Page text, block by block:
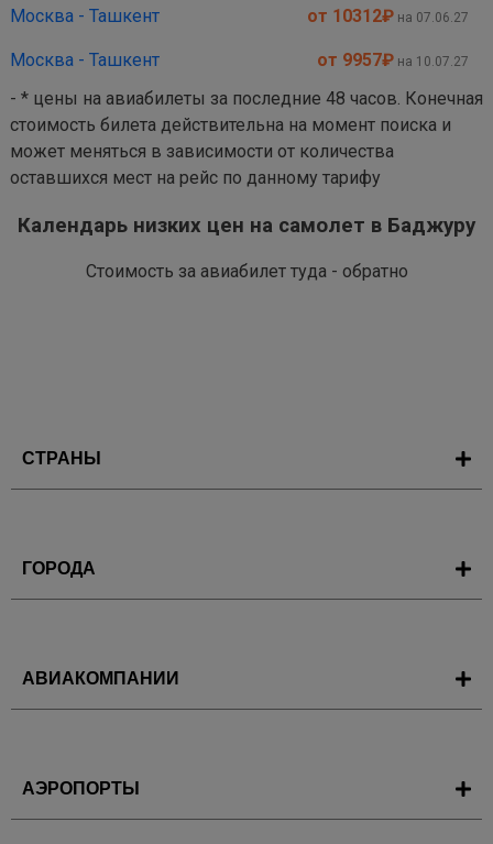
Москва - Ташкент от 10312₽ на 07.06.27
Москва - Ташкент от 9957₽ на 10.07.27
- * цены на авиабилеты за последние 48 часов. Конечная
стоимость билета действительна на момент поиска и
может меняться в зависимости от количества
оставшихся мест на рейс по данному тарифу
Календарь низких цен на самолет в Баджуру
Стоимость за авиабилет туда - обратно
СТРАНЫ
ГОРОДА
АВИАКОМПАНИИ
АЭРОПОРТЫ